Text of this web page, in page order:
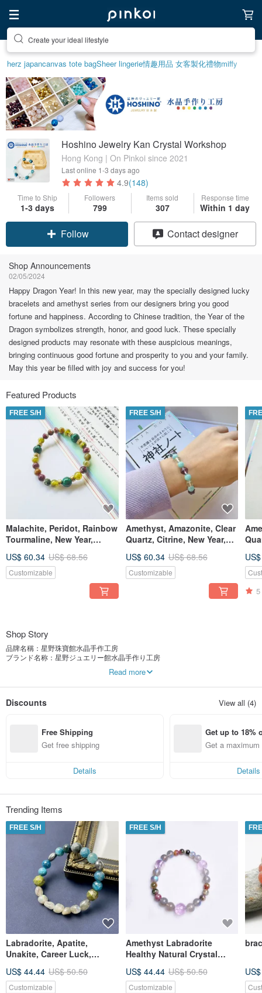
Create your ideal lifestyle
herz japancanvas tote bagSheer lingerie情趣用品 女客製化禮物miffy
Hoshino Jewelry Kan Crystal Workshop
Hong Kong | On Pinkoi since 2021
Last online 1-3 days ago
4.9(148)
Time to Ship
1-3 days
Followers
799
Items sold
307
Response time
Within 1 day
Follow Contact designer
Shop Announcements
02/05/2024
Happy Dragon Year! In this new year, may the specially designed lucky
bracelets and amethyst series from our designers bring you good
fortune and happiness. According to Chinese tradition, the Year of the
Dragon symbolizes strength, honor, and good luck. These specially
designed products may resonate with these auspicious meanings,
bringing continuous good fortune and prosperity to you and your family.
May this year be filled with joy and success for you!
Featured Products
FREE S/H
Malachite, Peridot, Rainbow
Tourmaline, New Year,
Stone, Gift, Direct from
Japan
US$ 60.34 US$ 68.56
Customizable
FREE S/H
Amethyst, Amazonite, Clear
Quartz, Citrine, New Year,
Gift, Direct from Japan
US$ 60.34 US$ 68.56
Customizable
5
Shop Story
品牌名稱：星野珠寶館水晶手作工房
ブランド名称：星野ジュエリー館水晶手作り工房
點時間，慢下來，壹起享受DIY生活。
星野珠寶館水晶手作工房擅長運用各種形狀各異、顏色獨特的天然晶石素材，大
膽嘗試結合中西風格、多元化素材配件，設計製作出簡約實用、時尚新穎、且擁
有個性溫度和思想深度的手作(handmade)首飾品。
星野珠寶館水晶手作工房，秉承了日本深厚的匠人文化和精神。專注於天然水
原生態天然晶石：天然材質，偶有缺陷，時有瑕疵。讓「醜小鴨」搖身一變為
「天鵝」，延續著童話一般的感動。
用天然不完美 原創製作 D I Y handmade jewelry！
晶石的文化，有如人生。每一個個體都是獨一無二的存在。天然、無雕琢、質樸
內斂，能量豐沛。
星野出品，力求“原美”。
相比於傳統的首飾商品店，星野水晶手作工房是那樣一個與眾不同的地方，同好
者閒暇時光可以聚在一起交流，在工房裡，三五知己邊談邊享受製作，花費心思
與時間打造一款獨特的晶石飾品。此時此刻遠離城市的喧囂，遠離手機、視頻、
消息的打擾，讓身體與心靈充分的放鬆，得到一份祥和寧靜的心境。讓心靈得到
能量的補充，那該是一件多麼美妙的事情。
Read more
Discounts View all (4)
Free Shipping
Get free shipping
Details
Get up to 18%
Get a
Details
Trending Items
FREE S/H
Labradorite, Apatite,
Unakite, Career Luck,
Bracelet, Direct from Japan
US$ 44.44 US$ 50.50
Customizable
FREE S/H
Amethyst Labradorite
Healthy Natural Crystal
Energy Stone Bracelet
US$ 44.44 US$ 50.50
Customizable